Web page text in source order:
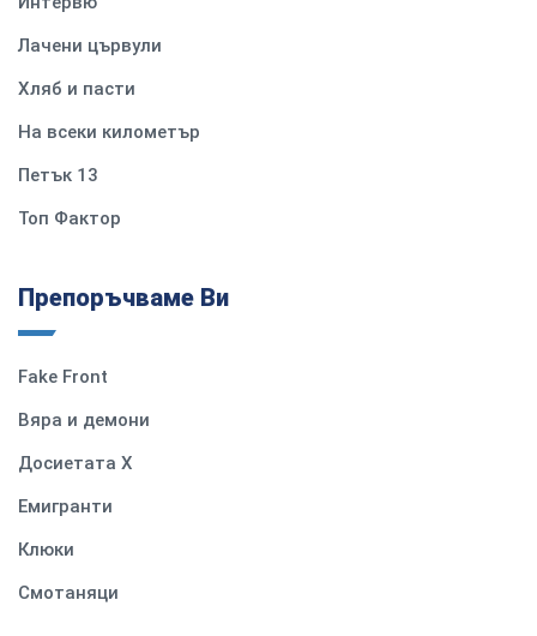
Лачени цървули
Хляб и пасти
На всеки километър
Петък 13
Топ Фактор
Препоръчваме Ви
Fake Front
Вяра и демони
Досиетата Х
Емигранти
Клюки
Смотаняци